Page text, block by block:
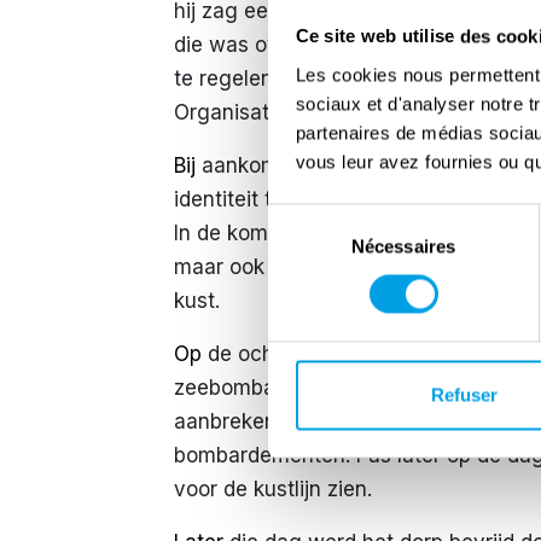
Ce site web utilise des
Les cookies nous
sociaux et d'analyser notre
partenaires de médias
vous leur avez fournies ou
consentement
Nécessaires
Refuser
hij zag een kans om terug te keren.
die was overleden en vroeg om een
te regelen. Op 8 december 1943
Organisation Todt, die hij wist kwijt
Bij aankomst probeerde hij snel
identiteit te verbergen als hij
In de komende maanden, vooral in
maar ook de zware
kust.
Op de ochtend van 6 juni 1944
zeebombardementen die rond
aanbreken van de dag keek hij naar
bombardementen. Pas later op de
voor de kustlijn zien.